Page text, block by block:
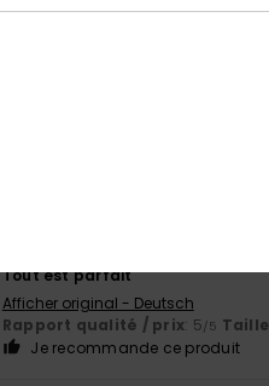
Afficher original - Castellano
Tout est parfait
Afficher original - Deutsch
Rapport qualité / prix: 5 /5 Taille
Je recommande ce produit